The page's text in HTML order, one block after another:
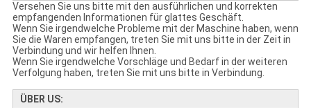
Versehen Sie uns bitte mit den ausführlichen und korrekten
empfangenden Informationen für glattes Geschäft.
Wenn Sie irgendwelche Probleme mit der Maschine haben, wenn
Sie die Waren empfangen, treten Sie mit uns bitte in der Zeit in
Verbindung und wir helfen Ihnen.
Wenn Sie irgendwelche Vorschläge und Bedarf in der weiteren
Verfolgung haben, treten Sie mit uns bitte in Verbindung.
ÜBER US: